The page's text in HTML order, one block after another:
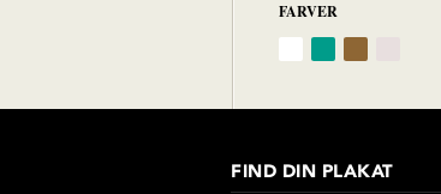
FARVER
FIND DIN PLAKAT